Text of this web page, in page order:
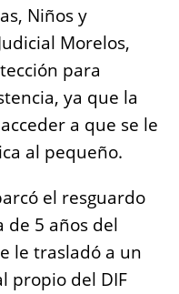
Niños y
Morelos,
para
ya que la
a que se le
al pequeño.
el resguardo
de 5 años del
le trasladó a un
propio del DIF